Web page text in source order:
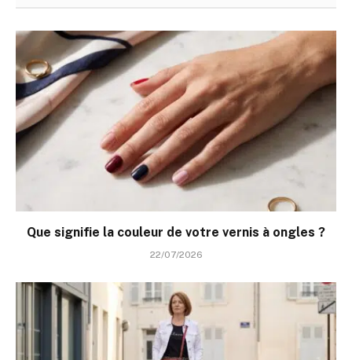
Que signifie la couleur de votre vernis à ongles ?
22/07/2026